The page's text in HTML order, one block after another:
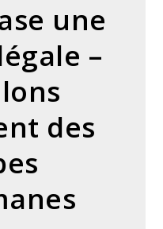
une
–
des